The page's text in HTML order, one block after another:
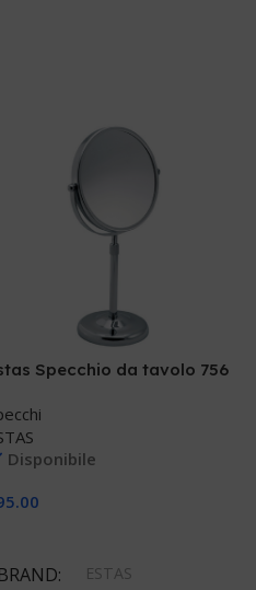
Specchio da tavolo 756
Disponibile
BRAND ESTAS